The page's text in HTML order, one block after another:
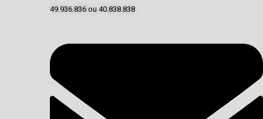
49.936.836 ou 40.838.838